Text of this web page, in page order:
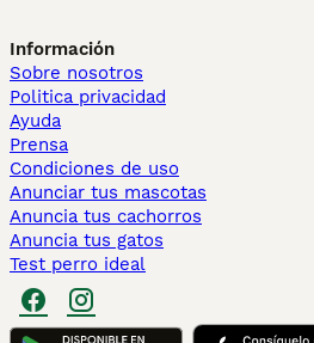
Información
Sobre nosotros
Politica privacidad
Ayuda
Prensa
Condiciones de uso
Anunciar tus mascotas
Anuncia tus cachorros
Anuncia tus gatos
Test perro ideal